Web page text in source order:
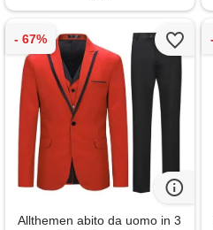
Allthemen abito da uomo in 3